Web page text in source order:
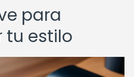
para
estilo